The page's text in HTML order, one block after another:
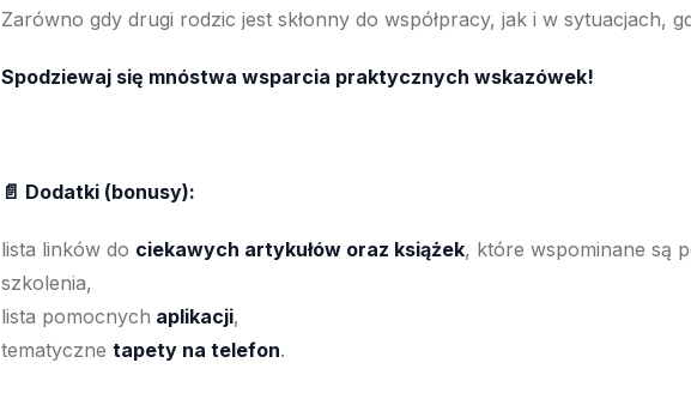
Zarówno gdy drugi rodzic jest skłonny do współpracy, jak i w sytuacjach,
Spodziewaj się mnóstwa wsparcia praktycznych wskazówek!
📄 Dodatki (bonusy):
lista linków do ciekawych artykułów oraz książek, które wspominane są
szkolenia,
lista pomocnych aplikacji,
tematyczne tapety na telefon.